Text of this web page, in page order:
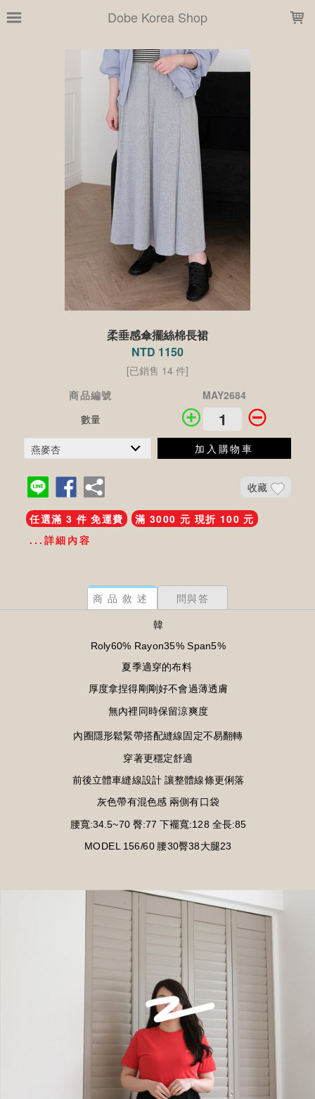
Dobe Korea Shop
柔垂感傘擺絲棉長裙
NTD 1150
[已銷售 14 件]
商品編號
MAY2684
數量
加入購物車
收藏
任選滿 3 件 免運費
滿 3000 元 現折 100 元
...詳細內容
商品敘述 問與答